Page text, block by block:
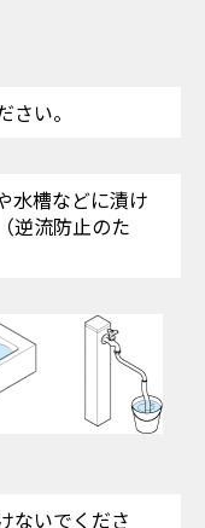
い。
水槽などに漬け
逆流防止のた
ないでくださ